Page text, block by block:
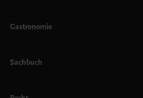
AHS
EWF/ZWF
FW
Gastronomie
Getränke
Service
Sachbuch